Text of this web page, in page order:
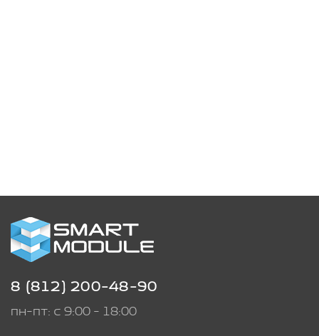
8 (812) 200-48-90
пн-пт: с 9:00 - 18:00